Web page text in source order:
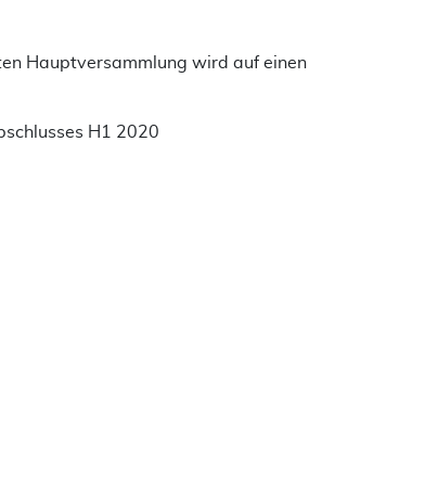
Hauptversammlung wird auf einen
H1 2020